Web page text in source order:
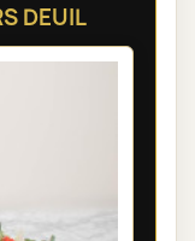
DEUIL